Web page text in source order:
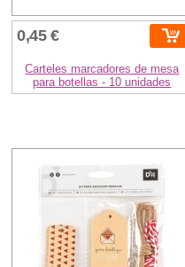
0,45 €
Carteles marcadores de mesa
para botellas - 10 unidades